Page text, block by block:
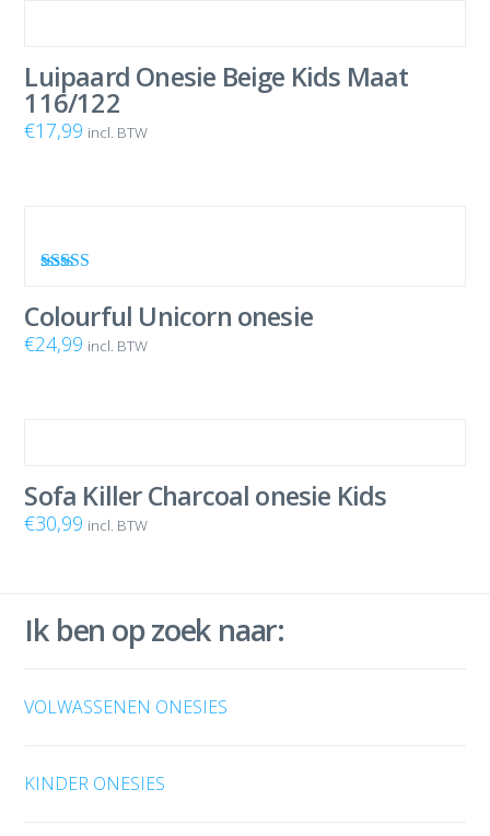
Luipaard Onesie Beige Kids Maat
116/122
€17,99 incl. BTW
4.00
uit 5
Colourful Unicorn onesie
€24,99 incl. BTW
Sofa Killer Charcoal onesie Kids
€30,99 incl. BTW
Ik ben op zoek naar:
VOLWASSENEN ONESIES
KINDER ONESIES